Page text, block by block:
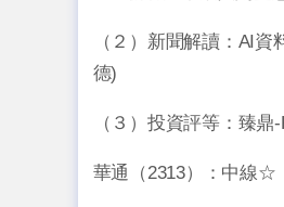
（２）新聞解讀：AI
德)
（３）投資評等：臻
華通（2313）：中線☆